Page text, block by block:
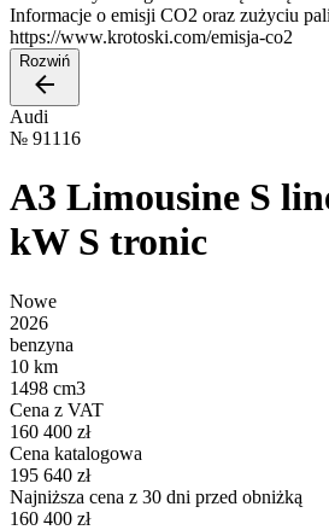
Informacje o emisji CO2 oraz zużyciu
https://www.krotoski.com/emisja-co2
Rozwiń
Audi
№ 91116
A3 Limousine S
kW S tronic
Nowe
2026
benzyna
10 km
1498 cm3
Cena z VAT
160 400 zł
Cena katalogowa
195 640 zł
Najniższa cena z 30 dni przed obniżką
160 400 zł